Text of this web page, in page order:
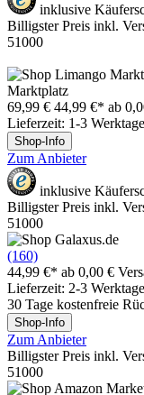
inklusive
Billigster Preis inkl.
51000
Marktplatz
69,99 € 44,99 €* ab
Lieferzeit: 1-3 Werktage
Shop-Info
Zum Anbieter
inklusive
Billigster Preis inkl.
51000
(160)
44,99 €* ab 0,00 €
Lieferzeit: 2-3 Werktage
30 Tage kostenfreie
Shop-Info
Zum Anbieter
Billigster Preis inkl.
51000